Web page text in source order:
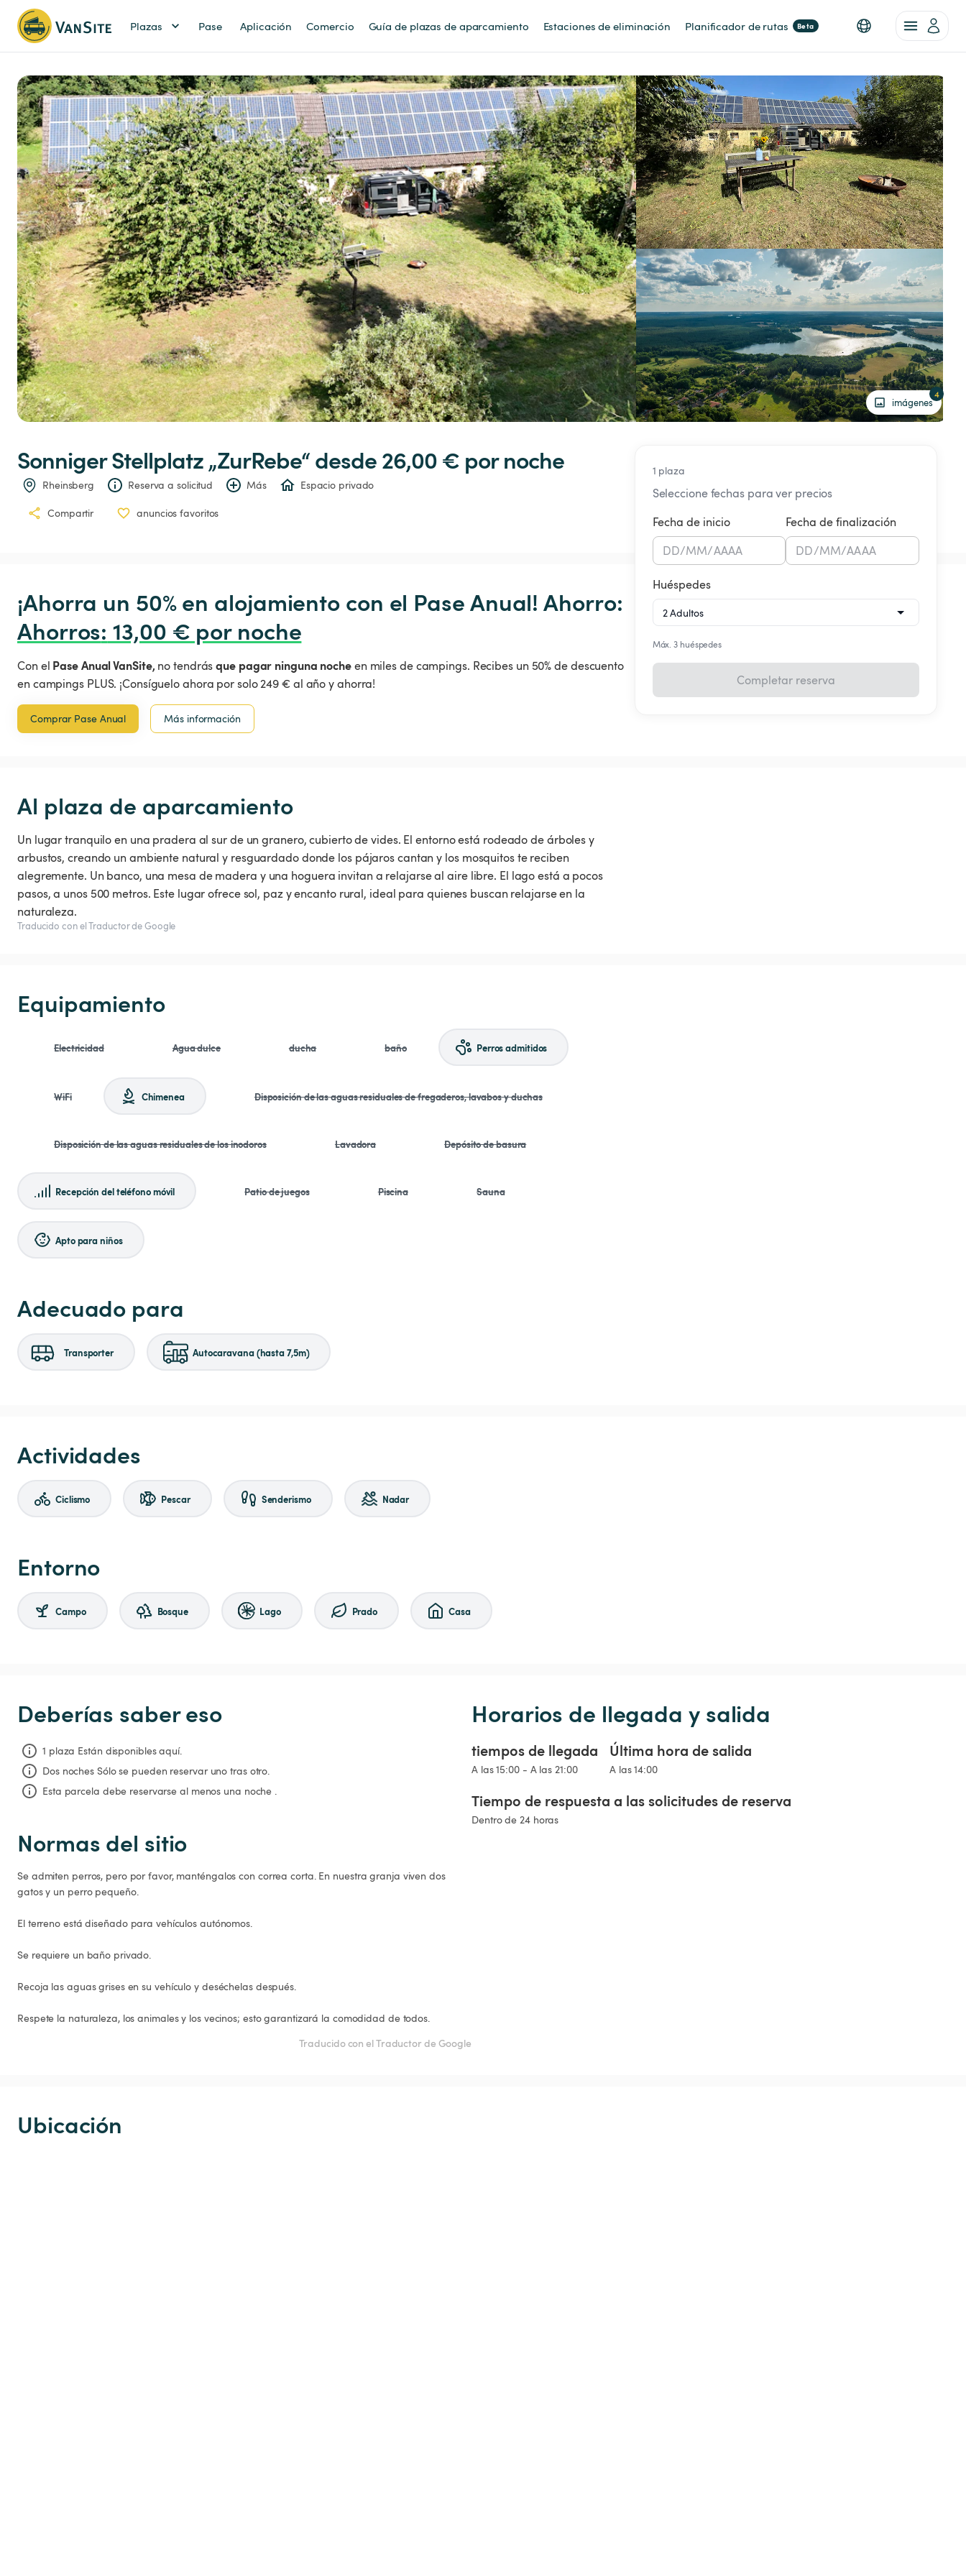
Plazas Pase Aplicación Comercio Guía de plazas de aparcamiento Estaciones de eliminación Planificador de rutas Beta
imágenes
4
SonnigerStellplatz„ZurRebe“ desde 26,00 € por noche
Rheinsberg Reserva a solicitud Más Espacio privado
Compartir anuncios favoritos
1 plaza
Seleccione fechas para ver precios
Fecha de inicio
DD/MM/AAAA
Fecha de finalización
DD/MM/AAAA
Huéspedes
Máx. 3 huéspedes
Completar reserva
¡Ahorra un 50% en alojamiento con el Pase Anual! Ahorro:
Ahorros: 13,00 € por noche
Con el Pase Anual VanSite, no tendrásque pagar ninguna nocheen miles de campings. Recibes un 50% de descuento
en campings PLUS. ¡Consíguelo ahora por solo 249 € al año y ahorra!
Comprar Pase Anual Más información
Al plaza de aparcamiento
Un lugar tranquilo en una pradera al sur de un granero, cubierto de vides. El entorno está rodeado de árboles y
arbustos, creando un ambiente natural y resguardado donde los pájaros cantan y los mosquitos te reciben
alegremente. Un banco, una mesa de madera y una hoguera invitan a relajarse al aire libre. El lago está a pocos
pasos, a unos 500 metros. Este lugar ofrece sol, paz y encanto rural, ideal para quienes buscan relajarse en la
naturaleza.
Traducido con el Traductor de Google
Equipamiento
Electricidad Agua dulce ducha baño Perros admitidos
WiFi Chimenea Disposición de las aguas residuales de fregaderos, lavabos y duchas
Disposición de las aguas residuales de los inodoros Lavadora Depósito de basura
Recepción del teléfono móvil Patio de juegos Piscina Sauna
Apto para niños
Adecuado para
Transporter Autocaravana (hasta 7,5m)
Actividades
Ciclismo Pescar Senderismo Nadar
Entorno
Campo Bosque Lago Prado Casa
Deberías saber eso
1 plaza Están disponibles aquí.
Dos noches Sólo se pueden reservar uno tras otro.
Esta parcela debe reservarse al menos una noche .
Horarios de llegada y salida
tiempos de llegada
A las 15:00 - A las 21:00
Última hora de salida
A las 14:00
Tiempo de respuesta a las solicitudes de reserva
Dentro de 24 horas
Normas del sitio
Se admiten perros, pero por favor, manténgalos con correa corta. En nuestra granja viven dos
gatos y un perro pequeño.
El terreno está diseñado para vehículos autónomos.
Se requiere un baño privado.
Recoja las aguas grises en su vehículo y deséchelas después.
Respete la naturaleza, los animales y los vecinos; esto garantizará la comodidad de todos.
Traducido con el Traductor de Google
Ubicación